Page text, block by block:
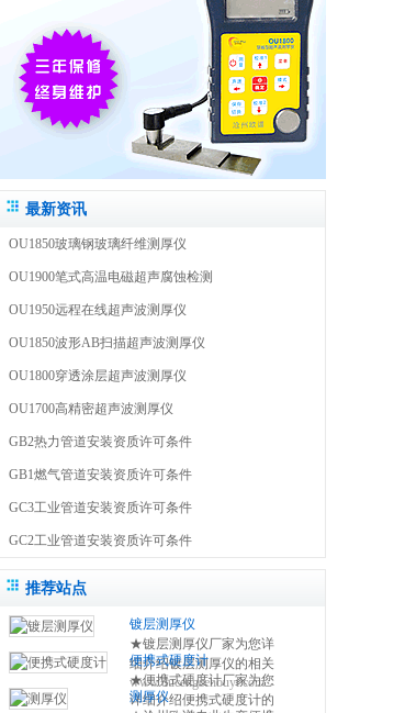
最新资讯
OU1850玻璃钢玻璃纤维测厚仪
OU1900笔式高温电磁超声腐蚀检测
OU1950远程在线超声波测厚仪
OU1850波形AB扫描超声波测厚仪
OU1800穿透涂层超声波测厚仪
OU1700高精密超声波测厚仪
GB2热力管道安装资质许可条件
GB1燃气管道安装资质许可条件
GC3工业管道安装资质许可条件
GC2工业管道安装资质许可条件
推荐站点
镀层测厚仪
★镀层测厚仪厂家为您详
细介绍镀层测厚仪的相关
知识,包括镀层测厚仪原理,
使用方法,使用注意事项,维
www.ducengcehouyi.com
便携式硬度计
★便携式硬度计厂家为您
详细介绍便携式硬度计的
测厚仪